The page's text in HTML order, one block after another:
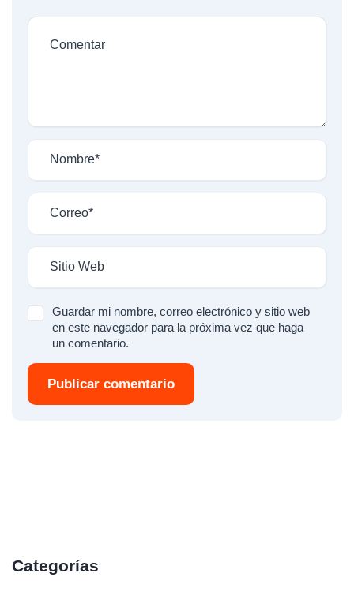
Guardar mi nombre, correo electrónico y sitio web
en este navegador para la próxima vez que haga
un comentario.
Publicar comentario
Categorías